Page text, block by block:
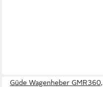
Güde Wagenheber GMR360,